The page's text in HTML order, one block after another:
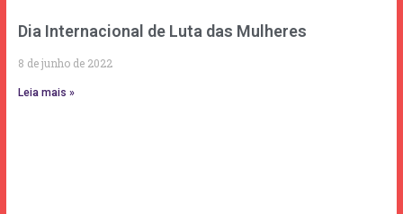
Dia Internacional de Luta das Mulheres
8 de junho de 2022
Leia mais »